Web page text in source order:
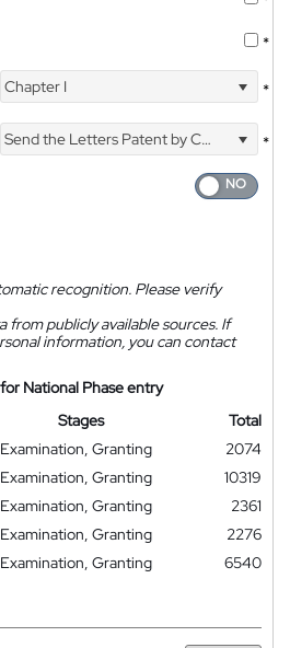
*
Chapter I *
Send the Letters Patent by Courier
*
recognition. Please verify
publicly available sources. If
information, you can contact
National Phase entry
Stages
Total
Granting
2074
Granting
10319
Granting
2361
Granting
2276
Granting
6540